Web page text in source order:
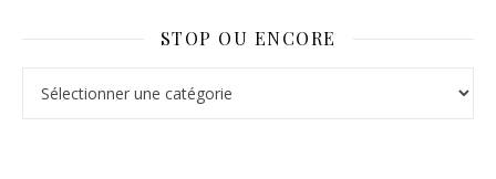
STOP OU ENCORE